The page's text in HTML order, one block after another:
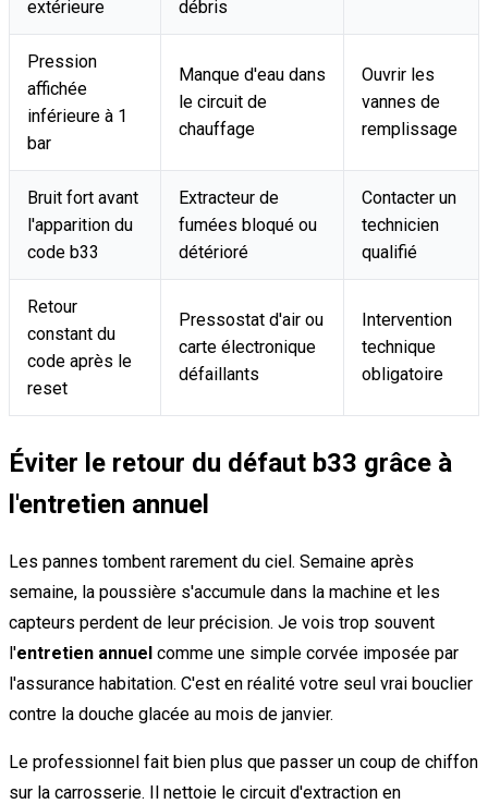
extérieure débris
Pression
affichée
inférieure à 1
bar
Manque d'eau dans
le circuit de
chauffage
Ouvrir les
vannes de
remplissage
Bruit fort avant
l'apparition du
code b33
Extracteur de
fumées bloqué ou
détérioré
Contacter un
technicien
qualifié
Retour
constant du
code après le
reset
Pressostat d'air ou
carte électronique
défaillants
Intervention
technique
obligatoire
Éviter le retour du défaut b33 grâce à
l'entretien annuel
Les pannes tombent rarement du ciel. Semaine après
semaine, la poussière s'accumule dans la machine et les
capteurs perdent de leur précision. Je vois trop souvent
l'entretien annuel comme une simple corvée imposée par
l'assurance habitation. C'est en réalité votre seul vrai bouclier
contre la douche glacée au mois de janvier.
Le professionnel fait bien plus que passer un coup de chiffon
sur la carrosserie. Il nettoie le circuit d'extraction en